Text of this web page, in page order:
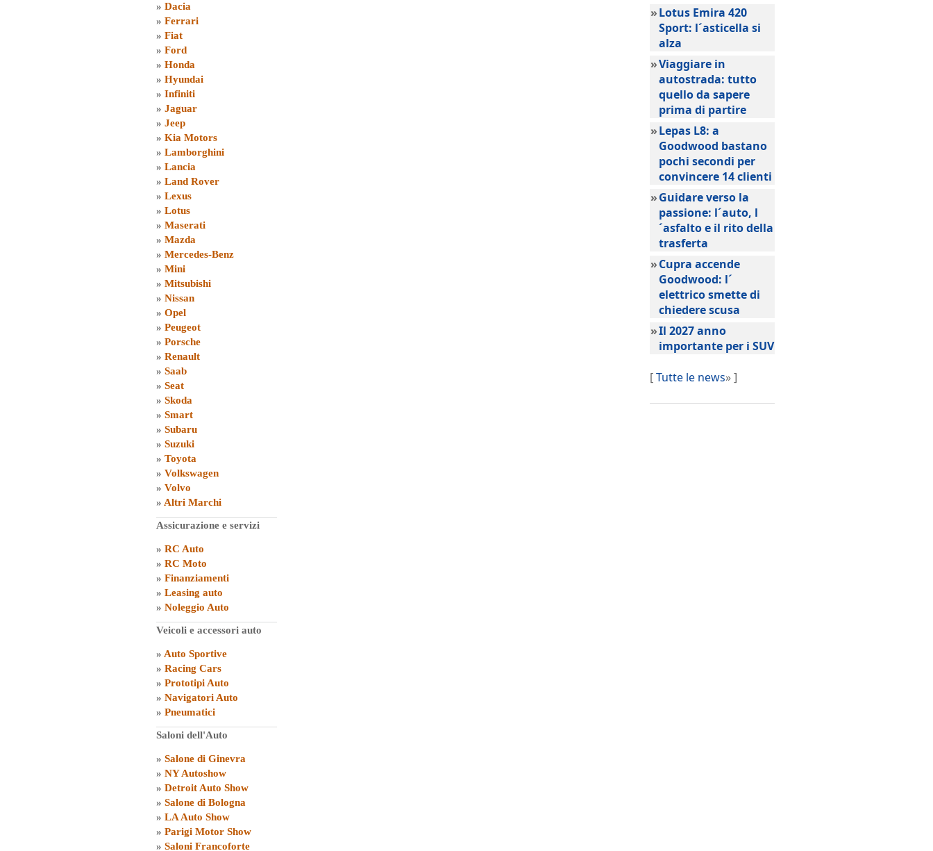
» Dacia
» Ferrari
» Fiat
» Ford
» Honda
» Hyundai
» Infiniti
» Jaguar
» Jeep
» Kia Motors
» Lamborghini
» Lancia
» Land Rover
» Lexus
» Lotus
» Maserati
» Mazda
» Mercedes-Benz
» Mini
» Mitsubishi
» Nissan
» Opel
» Peugeot
» Porsche
» Renault
» Saab
» Seat
» Skoda
» Smart
» Subaru
» Suzuki
» Toyota
» Volkswagen
» Volvo
» Altri Marchi
Assicurazione e servizi
» RC Auto
» RC Moto
» Finanziamenti
» Leasing auto
» Noleggio Auto
Veicoli e accessori auto
» Auto Sportive
» Racing Cars
» Prototipi Auto
» Navigatori Auto
» Pneumatici
Saloni dell'Auto
» Salone di Ginevra
» NY Autoshow
» Detroit Auto Show
» Salone di Bologna
» LA Auto Show
» Parigi Motor Show
» Saloni Francoforte
»Lotus Emira 420
Sport: l´asticella si
alza
»Viaggiare in
autostrada: tutto
quello da sapere
prima di partire
»Lepas L8: a
Goodwood bastano
pochi secondi per
convincere 14 clienti
»Guidare verso la
passione: l´auto, l
´asfalto e il rito della
trasferta
»Cupra accende
Goodwood: l´
elettrico smette di
chiedere scusa
»Il 2027 anno
importante per i SUV
[Tutte le news» ]